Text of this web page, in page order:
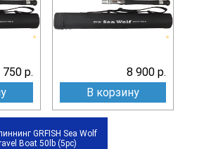
750 р.
8 900 р.
В корзину
GRFISH Sea Wolf
Boat 50lb (5pc)